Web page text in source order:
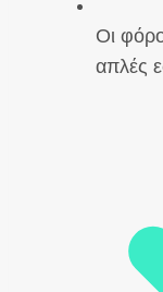
Οι
απλές